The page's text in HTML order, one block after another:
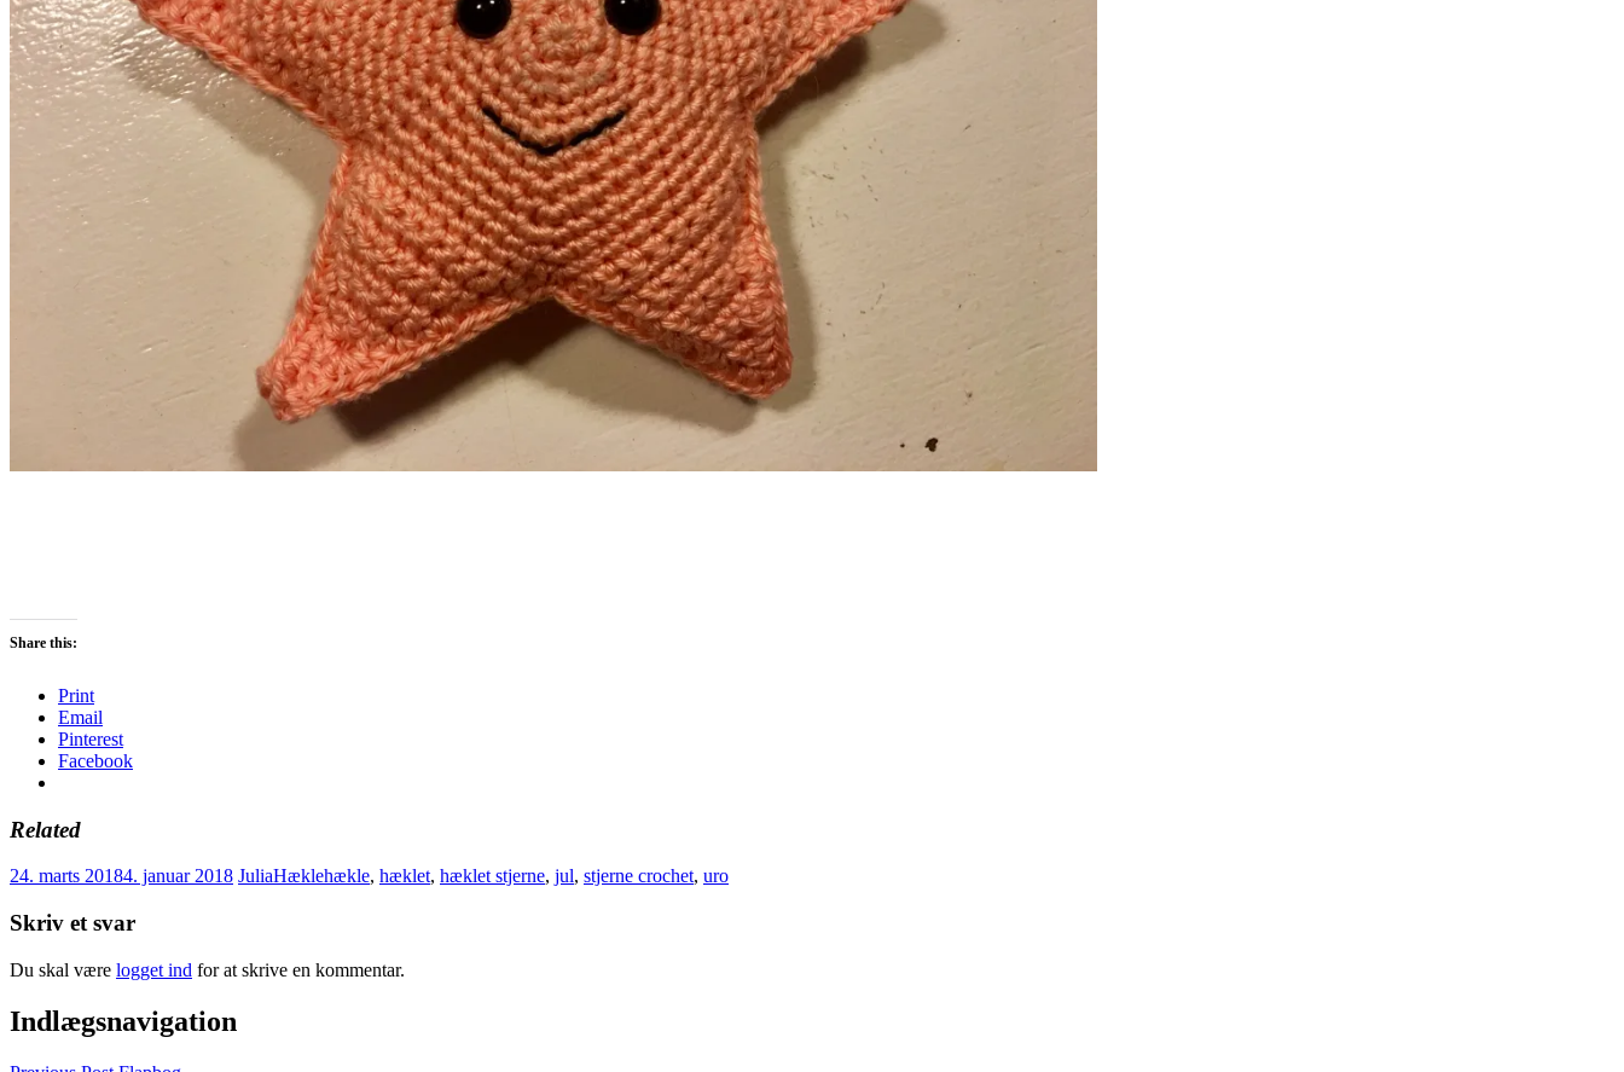
Share this:
Print
Email
Pinterest
Facebook
Related
24. marts 20184. januar 2018 JuliaHæklehækle, hæklet, hæklet stjerne, jul, stjerne crochet, uro
Skriv et svar
Du skal være logget ind for at skrive en kommentar.
Indlægsnavigation